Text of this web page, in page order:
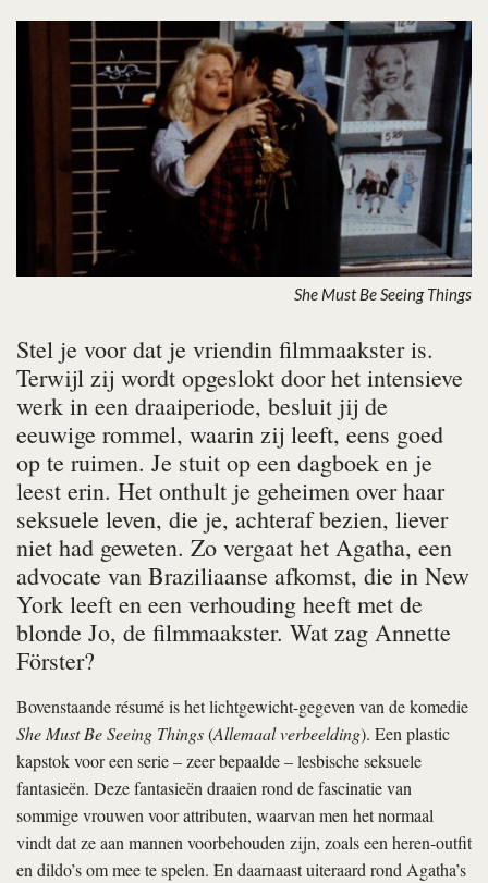
She Must Be Seeing Things
Stel je voor dat je vriendin filmmaakster is.
Terwijl zij wordt opgeslokt door het intensieve
werk in een draaiperiode, besluit jij de
eeuwige rommel, waarin zij leeft, eens goed
op te ruimen. Je stuit op een dagboek en je
leest erin. Het onthult je geheimen over haar
seksuele leven, die je, achteraf bezien, liever
niet had geweten. Zo vergaat het Agatha, een
advocate van Braziliaanse afkomst, die in New
York leeft en een verhouding heeft met de
blonde Jo, de filmmaakster. Wat zag Annette
Förster?
Bovenstaande résumé is het lichtgewicht-gegeven van de komedie
She Must Be Seeing Things(Allemaal verbeelding). Een plastic
kapstok voor een serie – zeer bepaalde – lesbische seksuele
fantasieën. Deze fantasieën draaien rond de fascinatie van
sommige vrouwen voor attributen, waarvan men het normaal
vindt dat ze aan mannen voorbehouden zijn, zoals een heren-outfit
en dildo’s om mee te spelen. En daarnaast uiteraard rond Agatha’s